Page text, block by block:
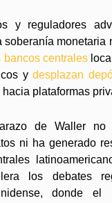
y reguladores
soberanía monetaria
bancos centrales
ydesplazan
plataformas
de Waller no
ni ha generado
los debates
donde